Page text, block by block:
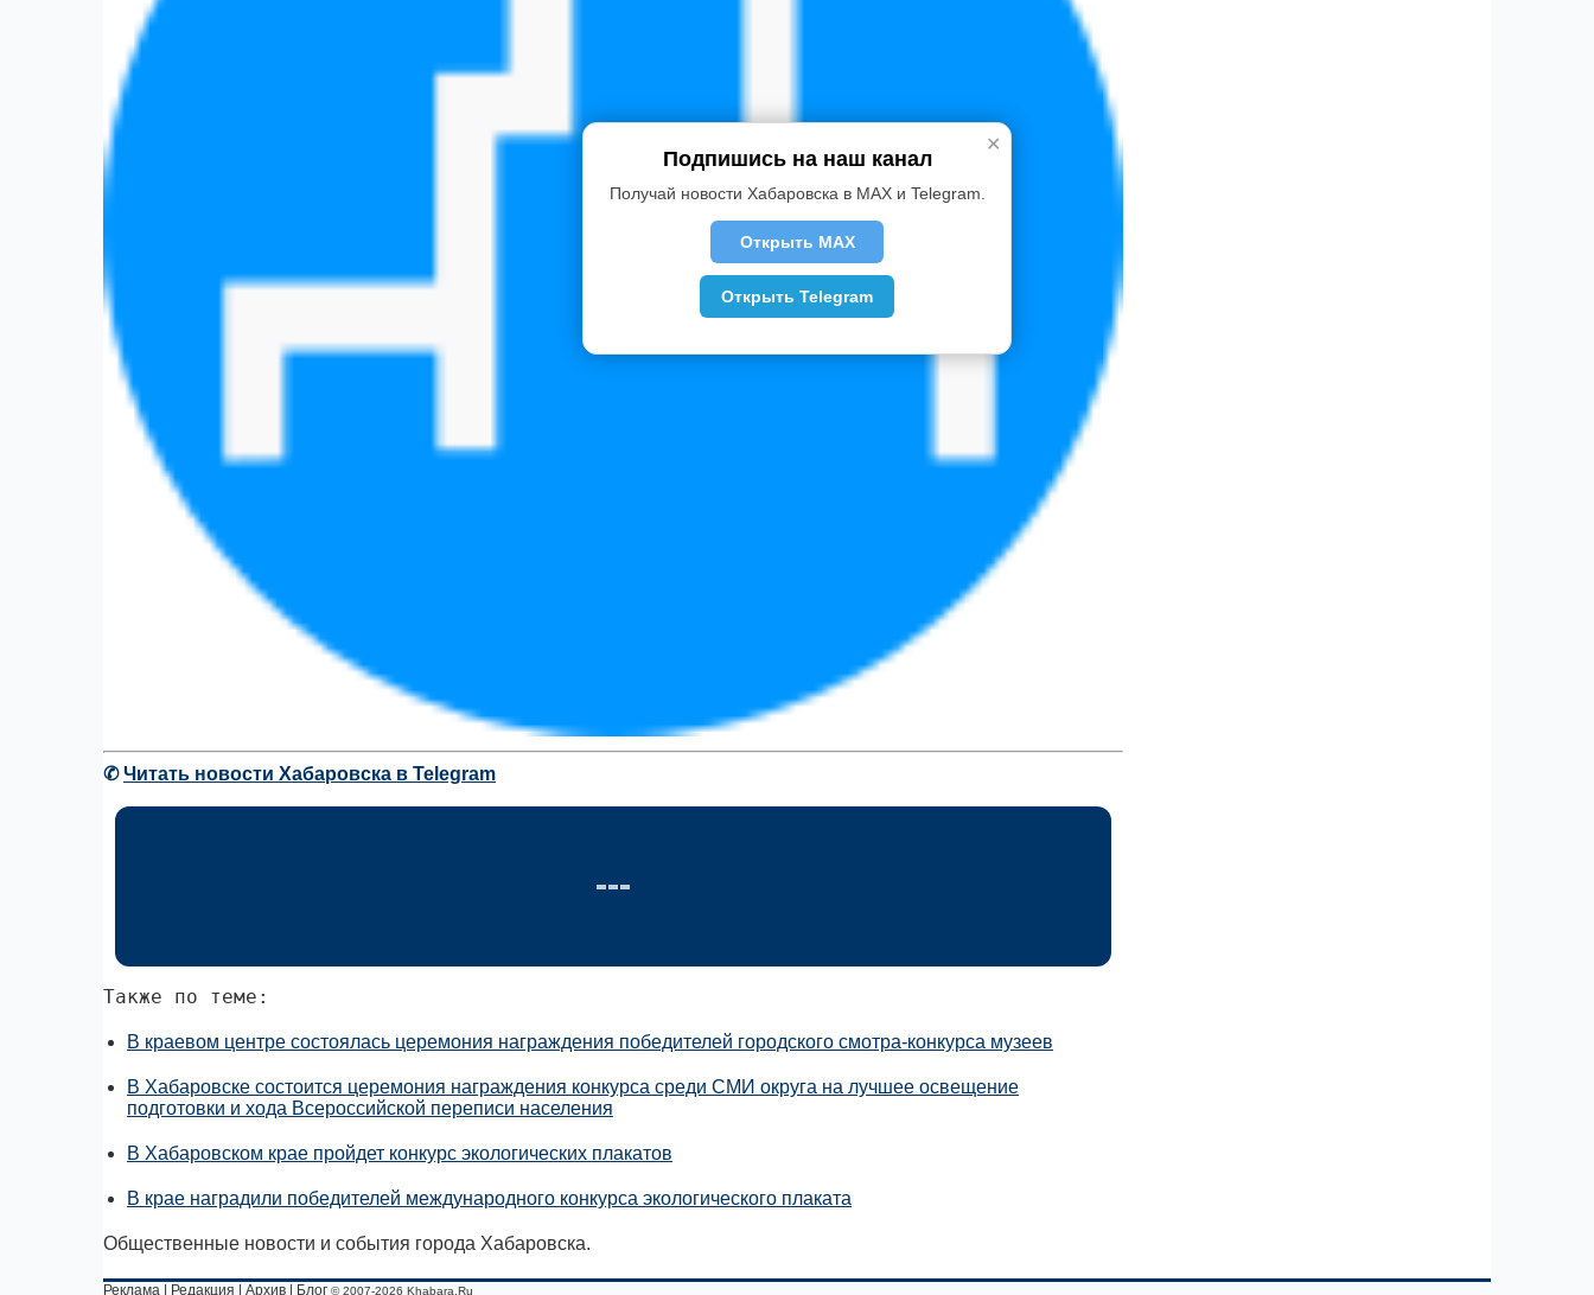
✆Читать новости Хабаровска в Telegram
Также по теме:
В краевом центре состоялась церемония награждения победителей городского смотра-конкурса музеев
В Хабаровске состоится церемония награждения конкурса среди СМИ округа на лучшее освещение
подготовки и хода Всероссийской переписи населения
В Хабаровском крае пройдет конкурс экологических плакатов
В крае наградили победителей международного конкурса экологического плаката
✕
Подпишись на наш канал
Получай новости Хабаровска в MAX и Telegram.
Открыть MAX
Открыть Telegram
Общественные новости и события города Хабаровска.
Реклама Редакция Архив Блог © 2007-2026 Khabara.Ru